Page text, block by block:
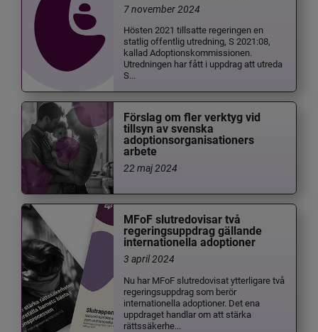
7 november 2024
Hösten 2021 tillsatte regeringen en
statlig offentlig utredning, S 2021:08,
kallad Adoptionskommissionen.
Utredningen har fått i uppdrag att utreda
S...
Förslag om fler verktyg vid
tillsyn av svenska
adoptionsorganisationers
arbete
22 maj 2024
MFoF slutredovisar två
regeringsuppdrag gällande
internationella adoptioner
3 april 2024
Nu har MFoF slutredovisat ytterligare två
regeringsuppdrag som berör
internationella adoptioner. Det ena
uppdraget handlar om att stärka
rättssäkerhe...